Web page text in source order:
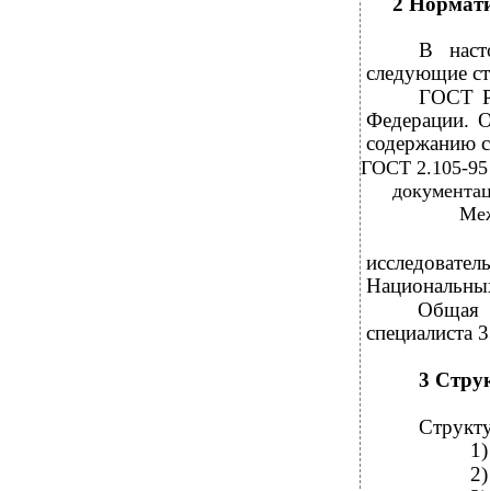
В
следующие
ГОСТ Р
Федерации.
содержанию
ГОСТ 2.105-95
Общая
специалиста
3
1)
2)